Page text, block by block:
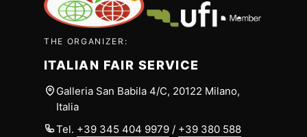
THE ORGANIZER:
ITALIAN FAIR SERVICE
Galleria San Babila 4/C, 20122 Milano,
Italia
Tel. +39 345 404 9979 / +39 380 588